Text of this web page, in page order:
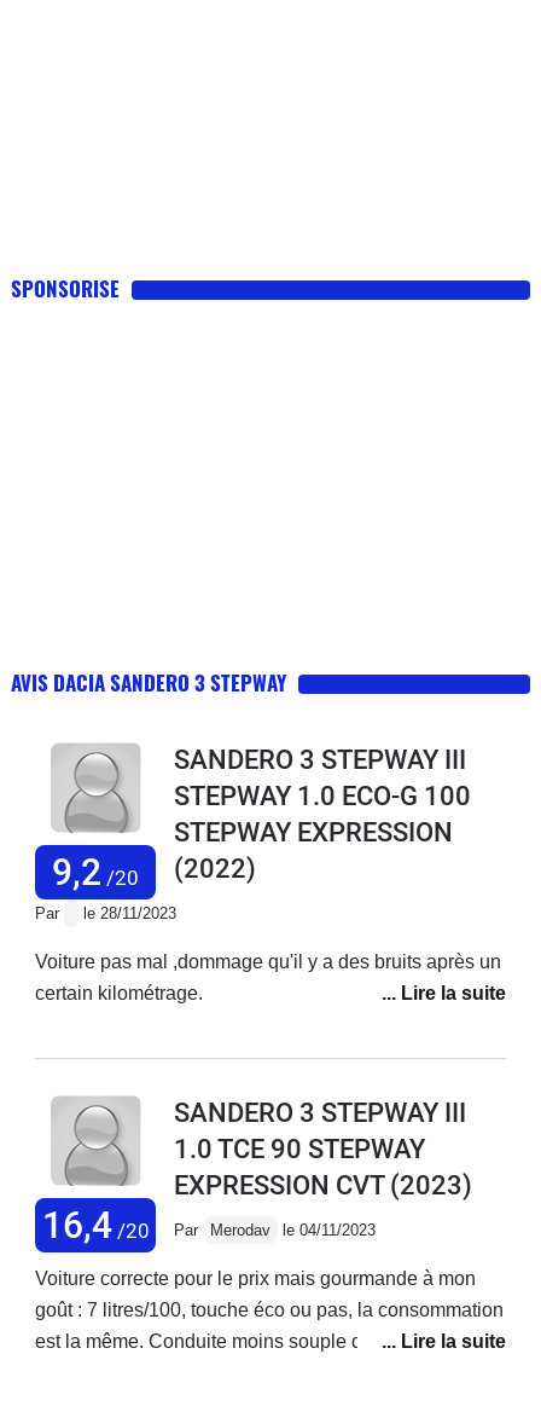
SPONSORISE
AVIS DACIA SANDERO 3 STEPWAY
9,2 /20
SANDERO 3 STEPWAY III
STEPWAY 1.0 ECO-G 100
STEPWAY EXPRESSION
(2022)
Par le 28/11/2023
Voiture pas mal ,dommage qu'il y a des bruits après un
certain kilométrage.
16,4/20
SANDERO 3 STEPWAY III
1.0 TCE 90 STEPWAY
EXPRESSION CVT(2023)
Par Merodav le 04/11/2023
Voiture correcte pour le prix mais gourmande à mon
goût : 7 litres/100, touche éco ou pas, la consommation
est la même. Conduite moins souple qu'une berline